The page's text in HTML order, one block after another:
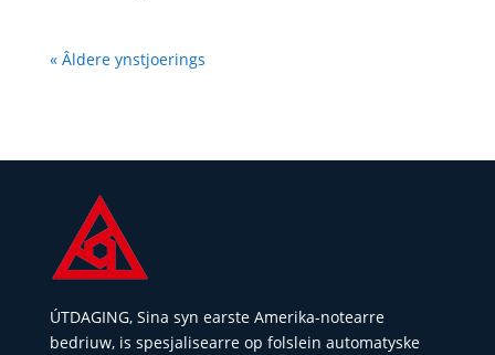
« Âldere ynstjoerings
ÚTDAGING, Sina syn earste Amerika-notearre
bedriuw, is spesjalisearre op folslein automatyske